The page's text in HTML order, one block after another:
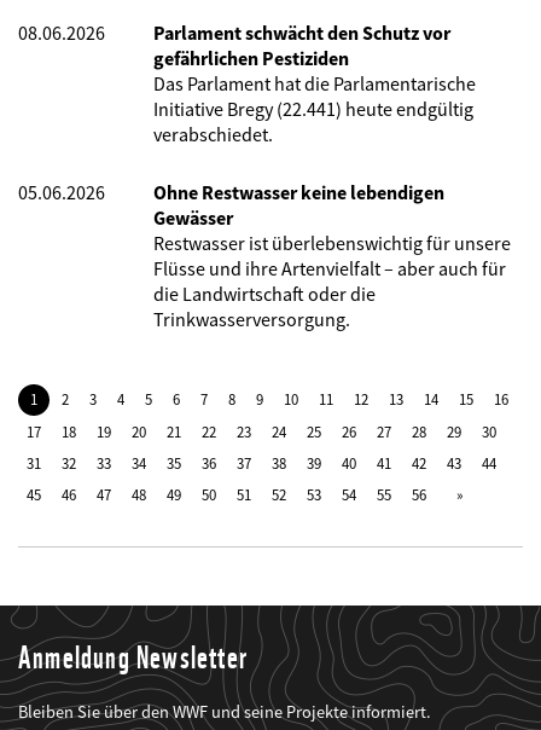
08.06.2026
Parlament schwächt den Schutz vor
gefährlichen Pestiziden
Das Parlament hat die Parlamentarische
Initiative Bregy (22.441) heute endgültig
verabschiedet.
05.06.2026
Ohne Restwasser keine lebendigen
Gewässer
Restwasser ist überlebenswichtig für unsere
Flüsse und ihre Artenvielfalt – aber auch für
die Landwirtschaft oder die
Trinkwasserversorgung.
1 2 3 4 5 6 7 8 9 10 11 12 13 14 15
16
17
18 19 20 21 22 23 24 25 26 27 28 29
30
31
32 33 34 35 36 37 38 39 40 41 42 43
44
45
46 47 48 49 50 51 52 53 54 55 56
Anmeldung Newsletter
Bleiben Sie über den WWF und seine Projekte informiert.